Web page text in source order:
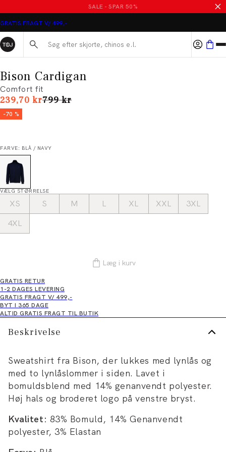
SALE - SPAR 50%
GRATIS FRAGT V/ 499,-
Søg her...
Bison Cardigan
Comfort fit
239,70 krI alt (uden rabat)
799 kr
-70 %
FARVE: BLÅ / NAVY
VÆLG STØRRELSE
XS S M L XL XXL
3XL
4XL
Læg i kurv
GRATIS RETUR
1-2 DAGES LEVERING
GRATIS FRAGT V/ 499,-
BYT I 365 DAGE
ALTID GRATIS FRAGT TIL BUTIK
Beskrivelse
Sweatshirt fra Bison, der lukkes med lynlås og
med to lynlåslommer i siden. Lavet i
bomuldsblend med 14% genanvendt polyester.
Høj hals og broderet logo på venstre bryst.
Kvalitet: 83% Bomuld, 14% Genanvendt
polyester, 3% Elastan